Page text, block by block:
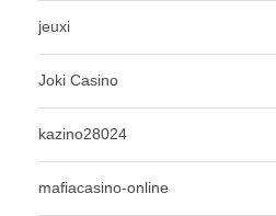
jeuxi
Joki Casino
kazino28024
mafiacasino-online